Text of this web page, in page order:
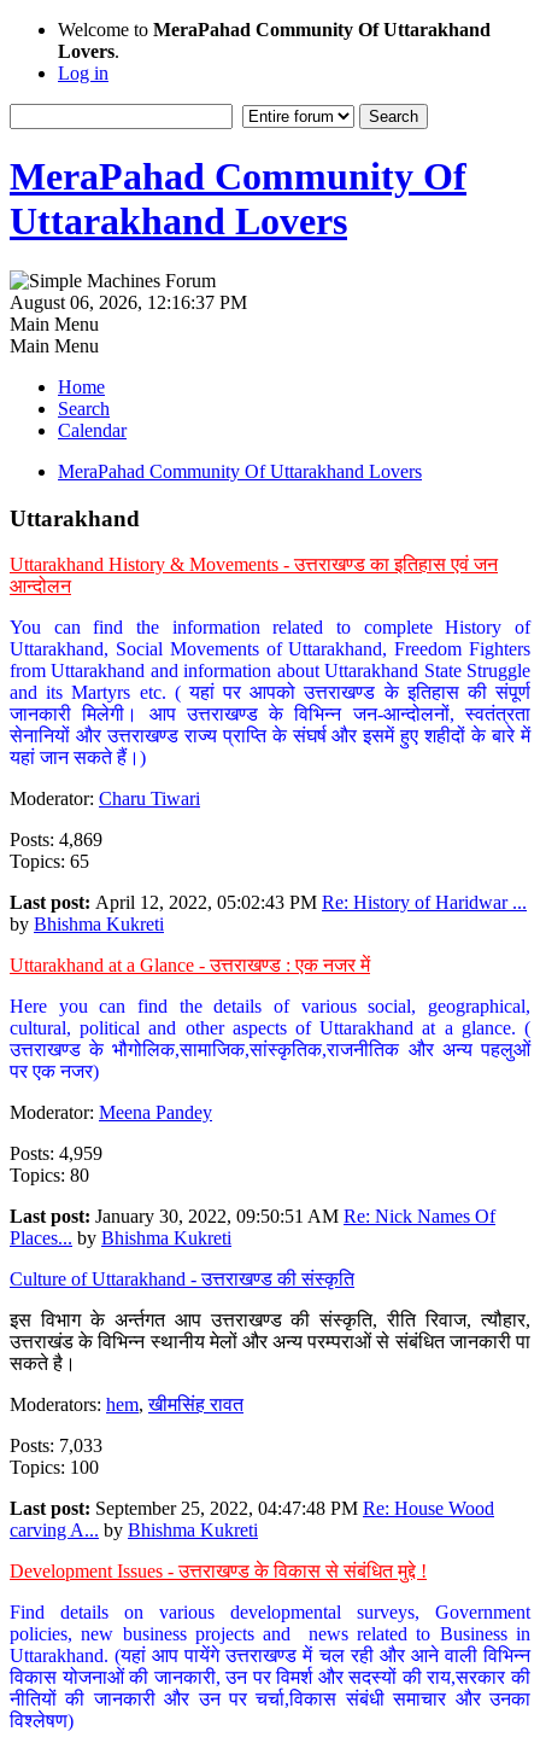
Welcome to MeraPahad Community Of Uttarakhand
Lovers.
Log in
MeraPahad Community Of
Uttarakhand Lovers
August 06, 2026, 12:16:37 PM
Main Menu
Main Menu
Home
Search
Calendar
MeraPahad Community Of Uttarakhand Lovers
Uttarakhand
Uttarakhand History & Movements - उत्तराखण्ड का इतिहास एवं जन
आन्दोलन
You can find the information related to complete History of
Uttarakhand, Social Movements of Uttarakhand, Freedom Fighters
from Uttarakhand and information about Uttarakhand State Struggle
and its Martyrs etc. ( यहां पर आपको उत्तराखण्ड के इतिहास की संपूर्ण
जानकारी मिलेगी। आप उत्तराखण्ड के विभिन्न जन-आन्दोलनों, स्वतंत्रता
सेनानियों और उत्तराखण्ड राज्य प्राप्ति के संघर्ष और इसमें हुए शहीदों के बारे में
यहां जान सकते हैं।)
Moderator: Charu Tiwari
Posts: 4,869
Topics: 65
Last post: April 12, 2022, 05:02:43 PM Re: History of Haridwar ...
by Bhishma Kukreti
Uttarakhand at a Glance - उत्तराखण्ड : एक नजर में
Here you can find the details of various social, geographical,
cultural, political and other aspects of Uttarakhand at a glance. (
उत्तराखण्ड के भौगोलिक,सामाजिक,सांस्कृतिक,राजनीतिक और अन्य पहलुओं
पर एक नजर)
Moderator: Meena Pandey
Posts: 4,959
Topics: 80
Last post: January 30, 2022, 09:50:51 AM Re: Nick Names Of
Places... by Bhishma Kukreti
Culture of Uttarakhand - उत्तराखण्ड की संस्कृति
इस विभाग के अर्न्तगत आप उत्तराखण्ड की संस्कृति, रीति रिवाज, त्यौहार,
उत्तराखंड के विभिन्न स्थानीय मेलों और अन्य परम्पराओं से संबंधित जानकारी पा
सकते है।
Moderators: hem,खीमसिंह रावत
Posts: 7,033
Topics: 100
Last post: September 25, 2022, 04:47:48 PM Re: House Wood
carving A... by Bhishma Kukreti
Development Issues - उत्तराखण्ड के विकास से संबंधित मुद्दे !
Find details on various developmental surveys, Government
policies, new business projects and news related to Business in
Uttarakhand. (यहां आप पायेंगे उत्तराखण्ड में चल रही और आने वाली विभिन्न
विकास योजनाओं की जानकारी, उन पर विमर्श और सदस्यों की राय,सरकार की
नीतियों की जानकारी और उन पर चर्चा,विकास संबंधी समाचार और उनका
विश्लेषण)